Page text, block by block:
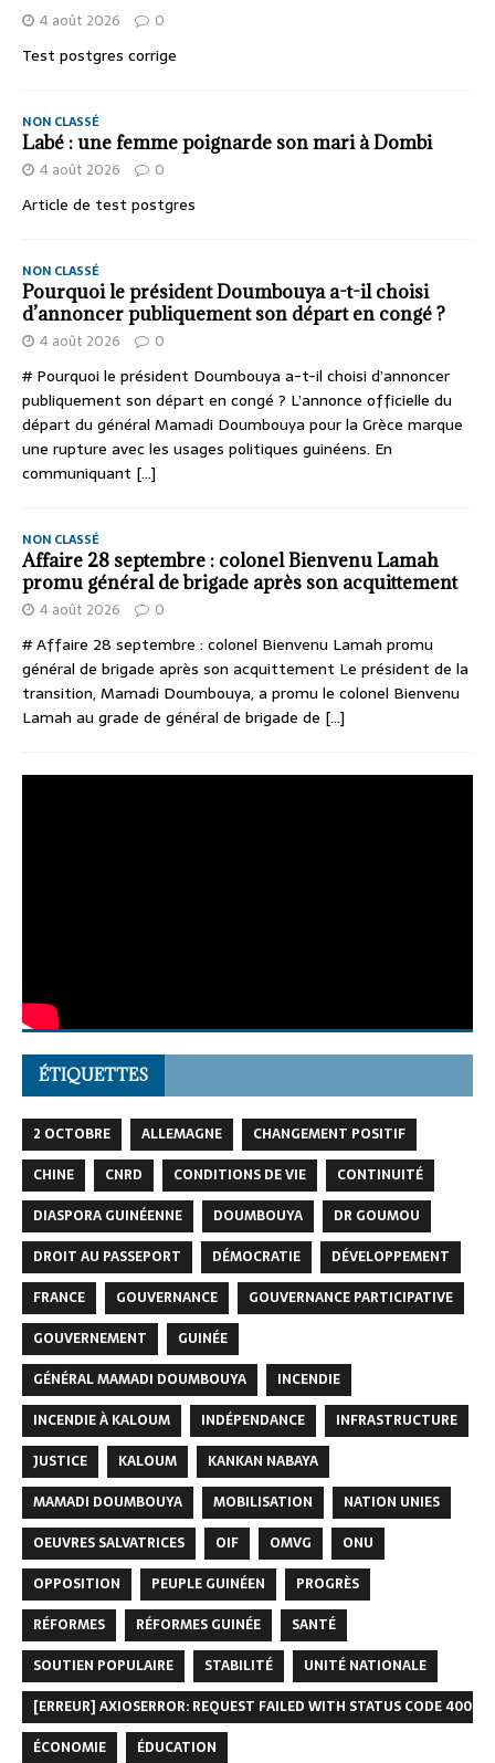
4 août 2026 0
Test postgres corrige
NON CLASSÉ
Labé : une femme poignarde son mari à Dombi
4 août 2026 0
Article de test postgres
NON CLASSÉ
Pourquoi le président Doumbouya a-t-il choisi
d’annoncer publiquement son départ en congé ?
4 août 2026 0
# Pourquoi le président Doumbouya a-t-il choisi d’annoncer
publiquement son départ en congé ? L’annonce officielle du
départ du général Mamadi Doumbouya pour la Grèce marque
une rupture avec les usages politiques guinéens. En
communiquant [...]
NON CLASSÉ
Affaire 28 septembre : colonel Bienvenu Lamah
promu général de brigade après son acquittement
4 août 2026 0
# Affaire 28 septembre : colonel Bienvenu Lamah promu
général de brigade après son acquittement Le président de la
transition, Mamadi Doumbouya, a promu le colonel Bienvenu
Lamah au grade de général de brigade de [...]
ÉTIQUETTES
2 OCTOBRE ALLEMAGNE
CHANGEMENT POSITIF
CHINE
CNRD CONDITIONS DE VIE
CONTINUITÉ
DIASPORA GUINÉENNE
DOUMBOUYA
DR GOUMOU
DROIT AU PASSEPORT
DÉMOCRATIE
DÉVELOPPEMENT
FRANCE
GOUVERNANCE
GOUVERNANCE PARTICIPATIVE
GOUVERNEMENT
GUINÉE
GÉNÉRAL MAMADI DOUMBOUYA
INCENDIE
INCENDIE À KALOUM
INDÉPENDANCE
INFRASTRUCTURE
JUSTICE
KALOUM
KANKAN NABAYA
MAMADI DOUMBOUYA
MOBILISATION
NATION UNIES
OEUVRES SALVATRICES
OIF OMVG
ONU
OPPOSITION
PEUPLE GUINÉEN
PROGRÈS
RÉFORMES
RÉFORMES GUINÉE
SANTÉ
SOUTIEN POPULAIRE
STABILITÉ
UNITÉ NATIONALE
[ERREUR] AXIOSERROR: REQUEST FAILED WITH STATUS CODE 400
ÉCONOMIE
ÉDUCATION